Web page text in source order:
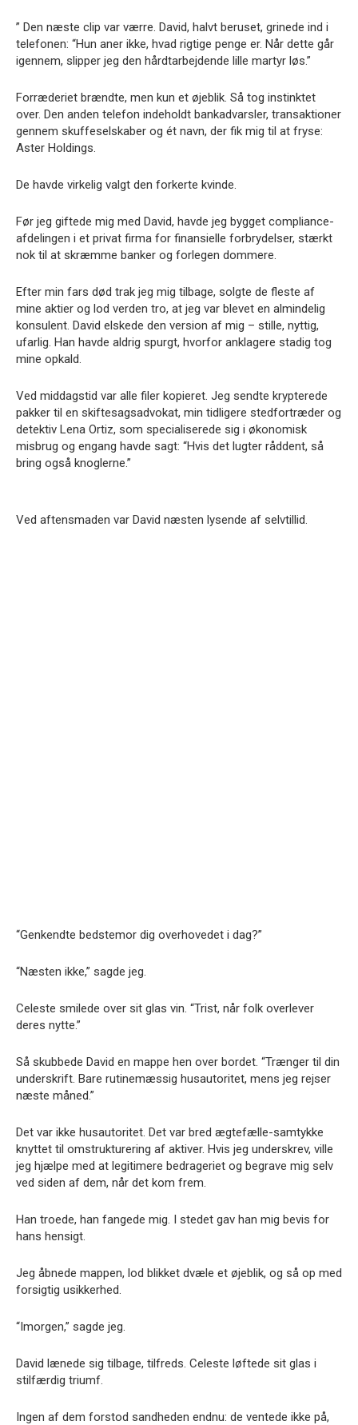
” Den næste clip var værre. David, halvt beruset, grinede ind i
telefonen: “Hun aner ikke, hvad rigtige penge er. Når dette går
igennem, slipper jeg den hårdtarbejdende lille martyr løs.”
Forræderiet brændte, men kun et øjeblik. Så tog instinktet
over. Den anden telefon indeholdt bankadvarsler, transaktioner
gennem skuffeselskaber og ét navn, der fik mig til at fryse:
Aster Holdings.
De havde virkelig valgt den forkerte kvinde.
Før jeg giftede mig med David, havde jeg bygget compliance-
afdelingen i et privat firma for finansielle forbrydelser, stærkt
nok til at skræmme banker og forlegen dommere.
Efter min fars død trak jeg mig tilbage, solgte de fleste af
mine aktier og lod verden tro, at jeg var blevet en almindelig
konsulent. David elskede den version af mig – stille, nyttig,
ufarlig. Han havde aldrig spurgt, hvorfor anklagere stadig tog
mine opkald.
Ved middagstid var alle filer kopieret. Jeg sendte krypterede
pakker til en skiftesagsadvokat, min tidligere stedfortræder og
detektiv Lena Ortiz, som specialiserede sig i økonomisk
misbrug og engang havde sagt: “Hvis det lugter råddent, så
bring også knoglerne.”
Ved aftensmaden var David næsten lysende af selvtillid.
“Genkendte bedstemor dig overhovedet i dag?”
“Næsten ikke,” sagde jeg.
Celeste smilede over sit glas vin. “Trist, når folk overlever
deres nytte.”
Så skubbede David en mappe hen over bordet. “Trænger til din
underskrift. Bare rutinemæssig husautoritet, mens jeg rejser
næste måned.”
Det var ikke husautoritet. Det var bred ægtefælle-samtykke
knyttet til omstrukturering af aktiver. Hvis jeg underskrev, ville
jeg hjælpe med at legitimere bedrageriet og begrave mig selv
ved siden af dem, når det kom frem.
Han troede, han fangede mig. I stedet gav han mig bevis for
hans hensigt.
Jeg åbnede mappen, lod blikket dvæle et øjeblik, og så op med
forsigtig usikkerhed.
“Imorgen,” sagde jeg.
David lænede sig tilbage, tilfreds. Celeste løftede sit glas i
stilfærdig triumf.
Ingen af dem forstod sandheden endnu: de ventede ikke på,